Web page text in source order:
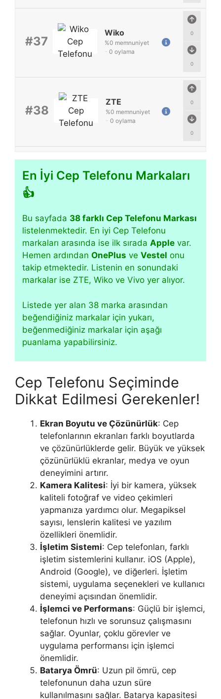
#37
0
0
Wiko
%0 memnuniyet
- 0 oylama
#38
0
0
ZTE
%0 memnuniyet
- 0 oylama
En İyi Cep Telefonu Markaları
👍
Bu sayfada 38 farklı Cep Telefonu Markası
listelenmektedir. En iyi Cep Telefonu
markaları arasında ise ilk sırada Apple var.
Hemen ardından OnePlus ve Vestel onu
takip etmektedir. Listenin en sonundaki
markalar ise ZTE, Wiko ve Vivo yer alıyor.
Listede yer alan 38 marka arasından
beğendiğiniz markalar için yukarı,
beğenmediğiniz markalar için aşağı
puanlama yapabilirsiniz.
Cep Telefonu Seçiminde
Dikkat Edilmesi Gerekenler!
Ekran Boyutu ve Çözünürlük: Cep
telefonlarının ekranları farklı boyutlarda
ve çözünürlüklerde gelir. Büyük ve yüksek
çözünürlüklü ekranlar, medya ve oyun
deneyimini artırır.
Kamera Kalitesi: İyi bir kamera, yüksek
kaliteli fotoğraf ve video çekimleri
yapmanıza yardımcı olur. Megapiksel
sayısı, lenslerin kalitesi ve yazılım
özellikleri önemlidir.
İşletim Sistemi: Cep telefonları, farklı
işletim sistemlerini kullanır. iOS (Apple),
Android (Google), ve diğerleri. İşletim
sistemi, uygulama seçenekleri ve kullanıcı
deneyimi açısından önemlidir.
İşlemci ve Performans: Güçlü bir işlemci,
telefonun hızlı ve sorunsuz çalışmasını
sağlar. Oyunlar, çoklu görevler ve
uygulama performansı için işlemci
önemlidir.
Batarya Ömrü: Uzun pil ömrü, cep
telefonunun daha uzun süre
kullanılmasını sağlar. Batarya kapasitesi